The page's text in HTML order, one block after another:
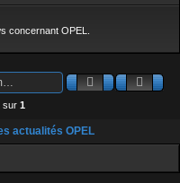
r
concernant OPEL.
Rechercher
sur 1
actualités OPEL